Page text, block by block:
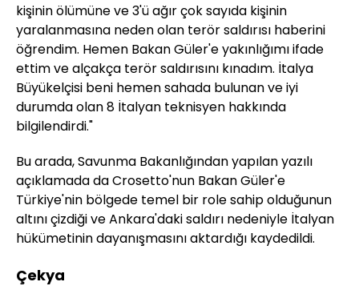
kişinin ölümüne ve 3'ü ağır çok sayıda kişinin
yaralanmasına neden olan terör saldırısı haberini
öğrendim. Hemen Bakan Güler'e yakınlığımı ifade
ettim ve alçakça terör saldırısını kınadım. İtalya
Büyükelçisi beni hemen sahada bulunan ve iyi
durumda olan 8 İtalyan teknisyen hakkında
bilgilendirdi."
Bu arada, Savunma Bakanlığından yapılan yazılı
açıklamada da Crosetto'nun Bakan Güler'e
Türkiye'nin bölgede temel bir role sahip olduğunun
altını çizdiği ve Ankara'daki saldırı nedeniyle İtalyan
hükümetinin dayanışmasını aktardığı kaydedildi.
Çekya